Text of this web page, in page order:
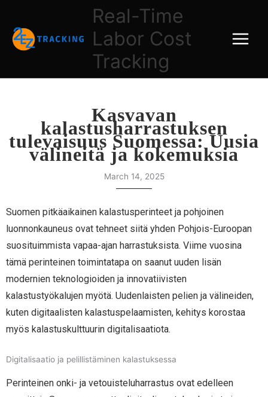
content
Real-Time
Labor Cost
Tracking
Kasvavan
kalastusharrastuksen
tulevaisuus Suomessa: Uusia
välineitä ja kokemuksia
March 14, 2025
Suomen pitkäaikainen kalastusperinteet ja pohjoinen
luonnonkauneus ovat tehneet siitä yhden Pohjois-Euroopan
suosituimmista vapaa-ajan harrastuksista. Viime vuosina
tämä perinteinen toimintatapa on saanut uuden lisän
modernien teknologioiden ja innovatiivisten
kalastustyökalujen myötä. Uudenlaisten pelien ja välineiden,
kuten digitaalisten kalastuspelaamisten, kehitys korostaa
myös kalastuskulttuurin digitalisaatiota.
Digitalisaatio ja pelillistäminen kalastuksessa
Perinteinen onki- ja vetouisteluharrastus ovat edelleen